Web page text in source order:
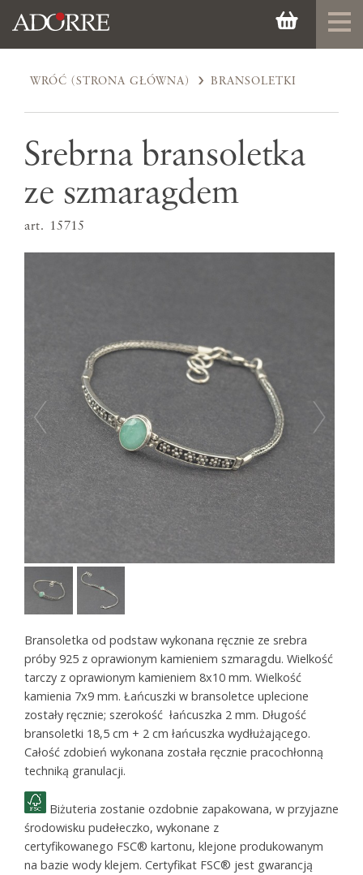
WRÓĆ (STRONA GŁÓWNA) BRANSOLETKI
Srebrna bransoletka
ze szmaragdem
art. 15715
Bransoletka od podstaw wykonana ręcznie ze srebra
próby 925 z oprawionym kamieniem szmaragdu. Wielkość
tarczy z oprawionym kamieniem 8x10 mm. Wielkość
kamienia 7x9 mm. Łańcuszki w bransoletce uplecione
zostały ręcznie; szerokość łańcuszka 2 mm. Długość
bransoletki 18,5 cm + 2 cm łańcuszka wydłużającego.
Całość zdobień wykonana została ręcznie pracochłonną
techniką granulacji.
Biżuteria zostanie ozdobnie zapakowana, w przyjazne
środowisku pudełeczko, wykonane z
certyfikowanego FSC® kartonu, klejone produkowanym
na bazie wody klejem. Certyfikat FSC® jest gwarancją